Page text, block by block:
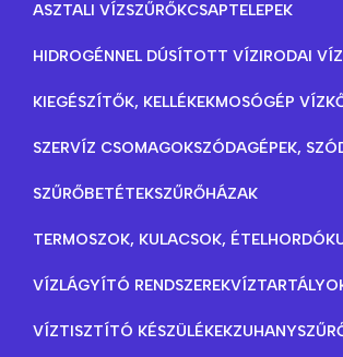
ASZTALI VÍZSZŰRŐKCSAPTELEPEK
HIDROGÉNNEL DÚSÍTOTT VÍZIRODAI
KIEGÉSZÍTŐK, KELLÉKEKMOSÓGÉP
SZERVÍZ CSOMAGOKSZÓDAGÉPEK,
SZŰRŐBETÉTEKSZŰRŐHÁZAK
TERMOSZOK, KULACSOK, ÉTELHORDÓK
VÍZLÁGYÍTÓ RENDSZEREK
VÍZTISZTÍTÓ KÉSZÜLÉKEK